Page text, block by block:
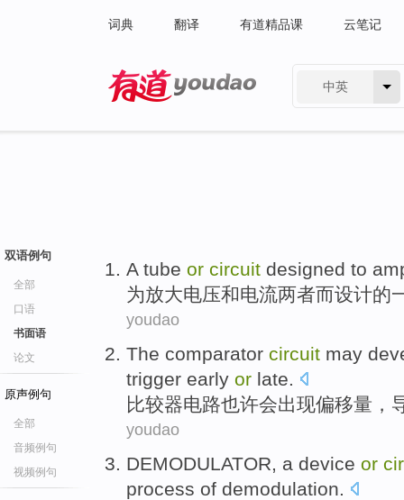
词典 翻译 有道精品课 云笔记
中英
双语例句
全部
口语
书面语
论文
原声例句
全部
音频例句
视频例句
A tube or circuit designed to
为放大电压和电流两者而设计的
youdao
The comparator circuit may
trigger early or late.
比较器电路也许会出现偏移量 ，
youdao
DEMODULATOR , a device or
process of demodulation.